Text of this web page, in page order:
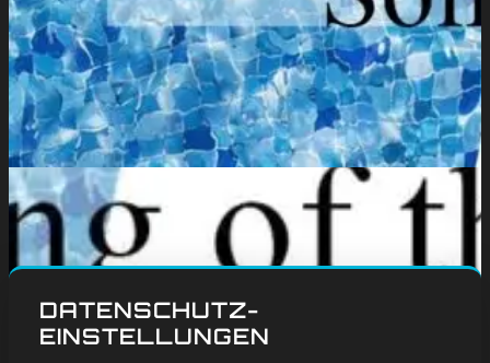
DATENSCHUTZ-
EINSTELLUNGEN